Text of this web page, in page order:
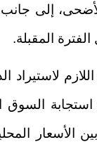
إلى
المقبلة.
لاستيراد
السوق
الأسعار